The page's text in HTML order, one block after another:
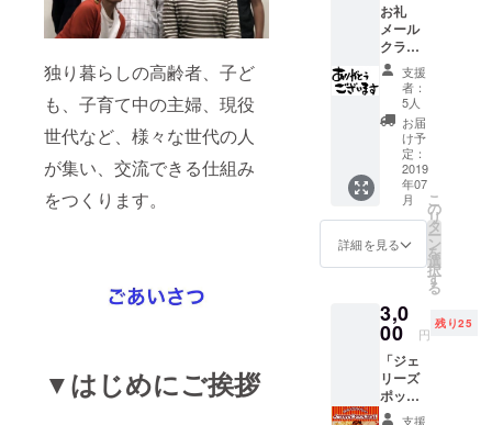
独り暮らしの高齢者、子ど
も、子育て中の主婦、現役
世代など、様々な世代の人
が集い、交流できる仕組み
をつくります。
▼はじめにご挨拶
お礼
メール
クラウ
ドファ
ンディ
ングを
やって
いると
「リ
ターン
は特に
いらな
いの
で...」と
おっ
がいつ
もおら
れま
す。私
として
はぜひ
ともお
支援
者：
5人
お届
け予
定：
2019
年07
月
詳細を見る
こ
の
リ
タ
ー
ン
を
選
択
す
る
3,0
00 円
残り25
「ジェ
リーズ
ポップ
コーン
支援